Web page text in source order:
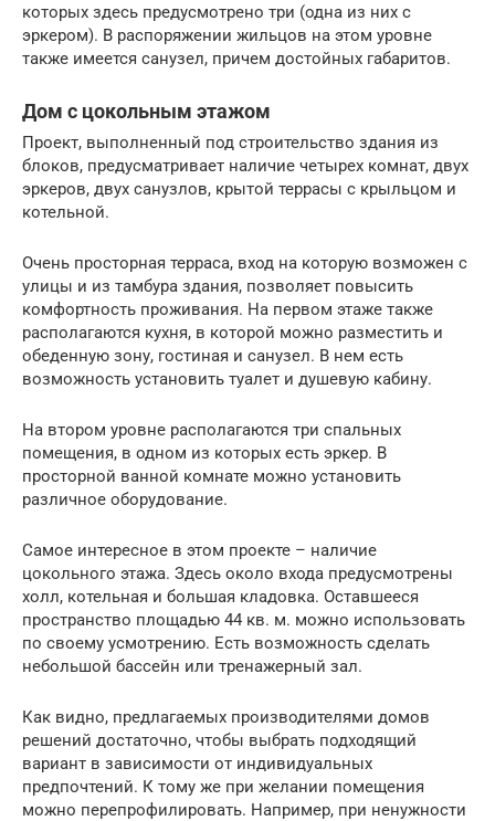
которых здесь предусмотрено три (одна из них с
эркером). В распоряжении жильцов на этом уровне
также имеется санузел, причем достойных габаритов.
Дом с цокольным этажом
Проект, выполненный под строительство здания из
блоков, предусматривает наличие четырех комнат, двух
эркеров, двух санузлов, крытой террасы с крыльцом и
котельной.
Очень просторная терраса, вход на которую возможен с
улицы и из тамбура здания, позволяет повысить
комфортность проживания. На первом этаже также
располагаются кухня, в которой можно разместить и
обеденную зону, гостиная и санузел. В нем есть
возможность установить туалет и душевую кабину.
На втором уровне располагаются три спальных
помещения, в одном из которых есть эркер. В
просторной ванной комнате можно установить
различное оборудование.
Самое интересное в этом проекте – наличие
цокольного этажа. Здесь около входа предусмотрены
холл, котельная и большая кладовка. Оставшееся
пространство площадью 44 кв. м. можно использовать
по своему усмотрению. Есть возможность сделать
небольшой бассейн или тренажерный зал.
Как видно, предлагаемых производителями домов
решений достаточно, чтобы выбрать подходящий
вариант в зависимости от индивидуальных
предпочтений. К тому же при желании помещения
можно перепрофилировать. Например, при ненужности